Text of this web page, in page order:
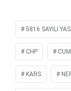
5816 SAYILI
CHP
KARS